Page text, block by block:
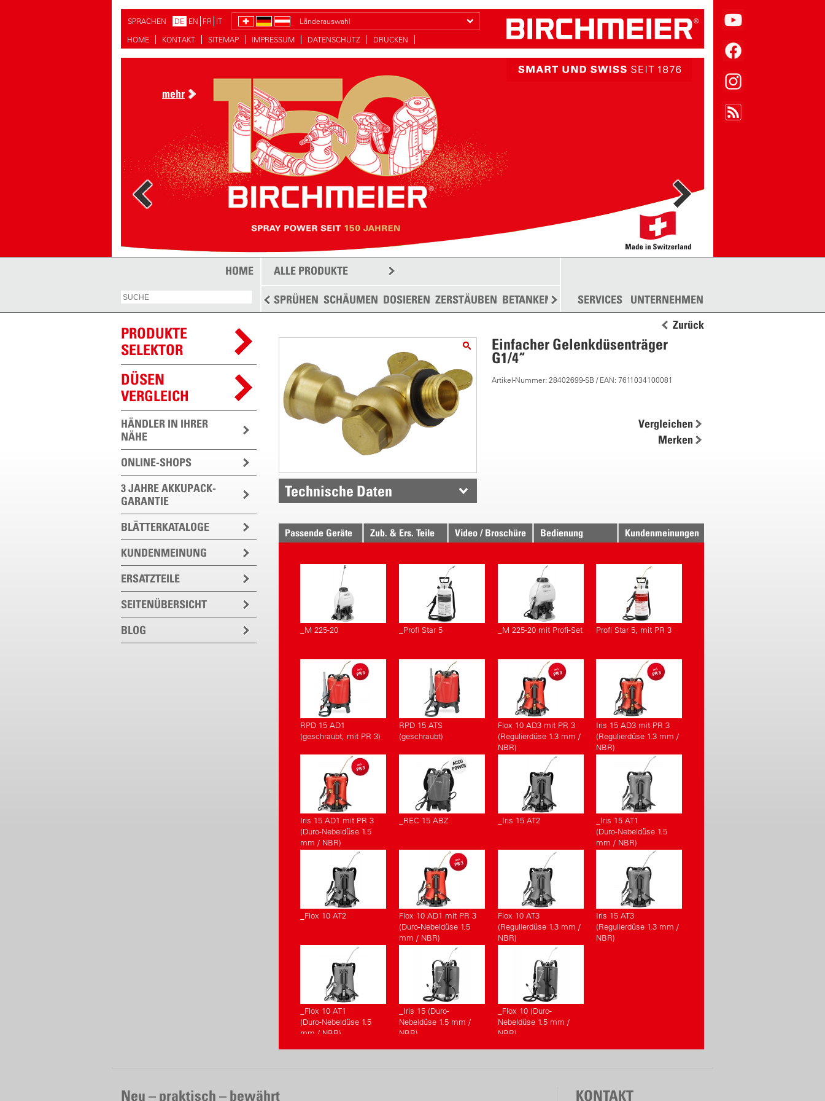
SPRACHEN DE EN FR IT
Länderauswahl
HOME
KONTAKT SITEMAP IMPRESSUM DATENSCHUTZ DRUCKEN
mehr
mehr
HOME ALLE PRODUKTE
SPRÜHEN SCHÄUMEN DOSIEREN ZERSTÄUBEN BETANKEN STREUEN WEITERE
SERVICES UNTERNEHMEN
PRODUKTE
SELEKTOR
DÜSEN
VERGLEICH
HÄNDLER IN IHRER
NÄHE
ONLINE-SHOPS
3 JAHRE AKKUPACK-
GARANTIE
BLÄTTERKATALOGE
KUNDENMEINUNG
ERSATZTEILE
SEITENÜBERSICHT
BLOG
Zurück
Einfacher Gelenkdüsenträger
G1/4“
Artikel-Nummer: 28402699-SB / EAN: 7611034100081
Vergleichen
Merken
Technische Daten
Passende Geräte Zub. & Ers. Teile Video / Broschüre Bedienung Kundenmeinungen
_M 225-20 _Profi Star 5 _M 225-20 mit Profi-Set Profi Star 5, mit PR 3
RPD 15 AD1
(geschraubt, mit PR 3)
RPD 15 ATS
(geschraubt)
Flox 10 AD3 mit PR 3
(Regulierdüse 1.3 mm /
NBR)
Iris 15 AD3 mit PR 3
(Regulierdüse 1.3 mm /
NBR)
Iris 15 AD1 mit PR 3
(Duro-Nebeldüse 1.5
mm / NBR)
_REC 15 ABZ _Iris 15 AT2
_Iris 15 AT1
(Duro-Nebeldüse 1.5
mm / NBR)
_Flox 10 AT2
Flox 10 AD1 mit PR 3
(Duro-Nebeldüse 1.5
mm / NBR)
Flox 10 AT3
(Regulierdüse 1.3 mm /
NBR)
Iris 15 AT3
(Regulierdüse 1.3 mm /
NBR)
_Flox 10 AT1
(Duro-Nebeldüse 1.5
mm / NBR)
_Iris 15 (Duro-
Nebeldüse 1.5 mm /
NBR)
_Flox 10 (Duro-
Nebeldüse 1.5 mm /
NBR)
Neu – praktisch – bewährt KONTAKT